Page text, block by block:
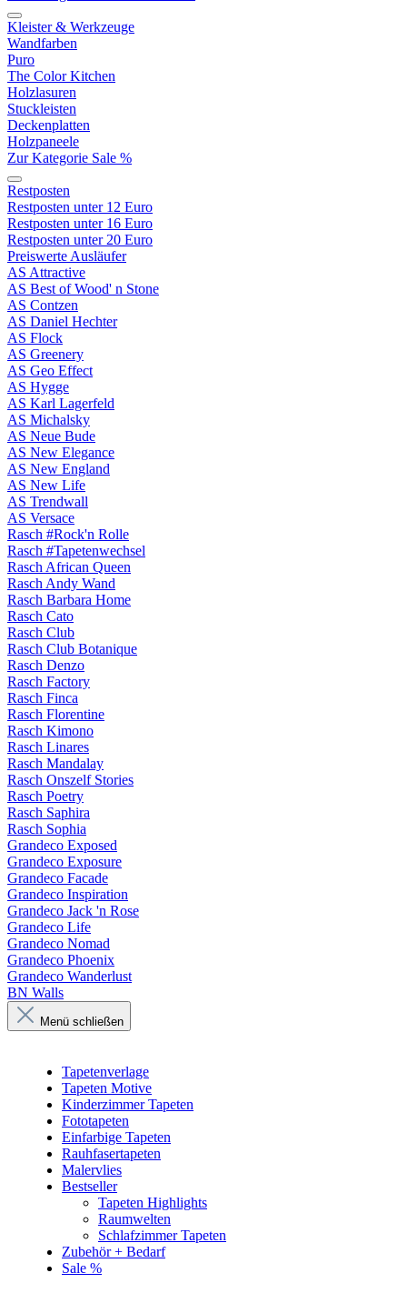
Kleister & Werkzeuge
Wandfarben
Puro
The Color Kitchen
Holzlasuren
Stuckleisten
Deckenplatten
Holzpaneele
Zur Kategorie Sale %
Restposten
Restposten unter 12 Euro
Restposten unter 16 Euro
Restposten unter 20 Euro
Preiswerte Ausläufer
AS Attractive
AS Best of Wood' n Stone
AS Contzen
AS Daniel Hechter
AS Flock
AS Greenery
AS Geo Effect
AS Hygge
AS Karl Lagerfeld
AS Michalsky
AS Neue Bude
AS New Elegance
AS New England
AS New Life
AS Trendwall
AS Versace
Rasch #Rock'n Rolle
Rasch #Tapetenwechsel
Rasch African Queen
Rasch Andy Wand
Rasch Barbara Home
Rasch Cato
Rasch Club
Rasch Club Botanique
Rasch Denzo
Rasch Factory
Rasch Finca
Rasch Florentine
Rasch Kimono
Rasch Linares
Rasch Mandalay
Rasch Onszelf Stories
Rasch Poetry
Rasch Saphira
Rasch Sophia
Grandeco Exposed
Grandeco Exposure
Grandeco Facade
Grandeco Inspiration
Grandeco Jack 'n Rose
Grandeco Life
Grandeco Nomad
Grandeco Phoenix
Grandeco Wanderlust
BN Walls
Menü schließen
Tapetenverlage
Tapeten Motive
Kinderzimmer Tapeten
Fototapeten
Einfarbige Tapeten
Rauhfasertapeten
Malervlies
Bestseller
Tapeten Highlights
Raumwelten
Schlafzimmer Tapeten
Zubehör + Bedarf
Sale %